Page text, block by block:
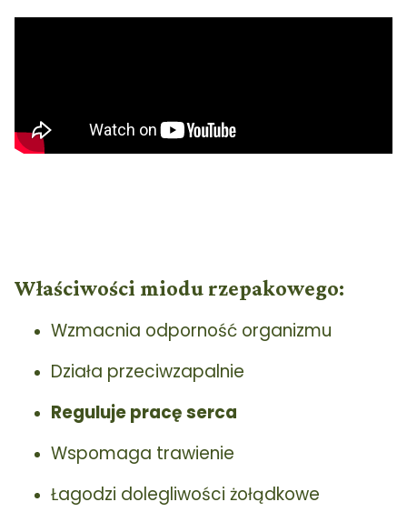
Właściwości miodu rzepakowego:
Wzmacnia odporność organizmu
Działa przeciwzapalnie
Reguluje pracę serca
Wspomaga trawienie
Łagodzi dolegliwości żołądkowe